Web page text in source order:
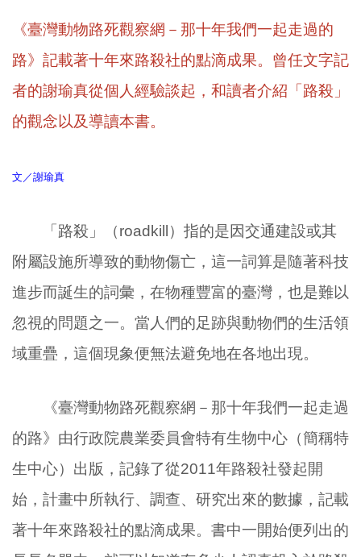
《臺灣動物路死觀察網－那十年我們一起走過的
路》記載著十年來路殺社的點滴成果。曾任文字記
者的謝瑜真從個人經驗談起，和讀者介紹「路殺」
的觀念以及導讀本書。
文／謝瑜真
「路殺」（roadkill）指的是因交通建設或其
附屬設施所導致的動物傷亡，這一詞算是隨著科技
進步而誕生的詞彙，在物種豐富的臺灣，也是難以
忽視的問題之一。當人們的足跡與動物們的生活領
域重疊，這個現象便無法避免地在各地出現。
《臺灣動物路死觀察網－那十年我們一起走過
的路》由行政院農業委員會特有生物中心（簡稱特
生中心）出版，記錄了從2011年路殺社發起開
始，計畫中所執行、調查、研究出來的數據，記載
著十年來路殺社的點滴成果。書中一開始便列出的